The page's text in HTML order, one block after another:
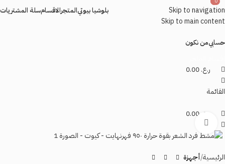
Skip to navigation
Skip to main content
بلوشيا بيوتيالمتجرالاقسامسلة المشتريات
حسابيمن نكون
ر.ع.
القائمة
ر.ع.
الرئيسية أجهزة